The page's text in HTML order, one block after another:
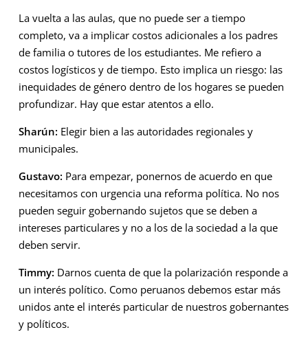
La vuelta a las aulas, que no puede ser a tiempo
completo, va a implicar costos adicionales a los padres
de familia o tutores de los estudiantes. Me refiero a
costos logísticos y de tiempo. Esto implica un riesgo: las
inequidades de género dentro de los hogares se pueden
profundizar. Hay que estar atentos a ello.
Sharún: Elegir bien a las autoridades regionales y
municipales.
Gustavo: Para empezar, ponernos de acuerdo en que
necesitamos con urgencia una reforma política. No nos
pueden seguir gobernando sujetos que se deben a
intereses particulares y no a los de la sociedad a la que
deben servir.
Timmy: Darnos cuenta de que la polarización responde a
un interés político. Como peruanos debemos estar más
unidos ante el interés particular de nuestros gobernantes
y políticos.